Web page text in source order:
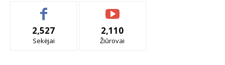
2,527
Sekėjai
2,110
Žiūrovai